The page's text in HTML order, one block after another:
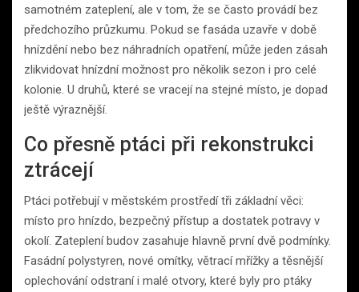
samotném zateplení, ale v tom, že se často provádí bez
předchozího průzkumu. Pokud se fasáda uzavře v době
hnízdění nebo bez náhradních opatření, může jeden zásah
zlikvidovat hnízdní možnost pro několik sezon i pro celé
kolonie. U druhů, které se vracejí na stejné místo, je dopad
ještě výraznější.
Co přesně ptáci při rekonstrukci
ztrácejí
Ptáci potřebují v městském prostředí tři základní věci:
místo pro hnízdo, bezpečný přístup a dostatek potravy v
okolí. Zateplení budov zasahuje hlavně první dvě podmínky.
Fasádní polystyren, nové omítky, větrací mřížky a těsnější
oplechování odstraní i malé otvory, které byly pro ptáky